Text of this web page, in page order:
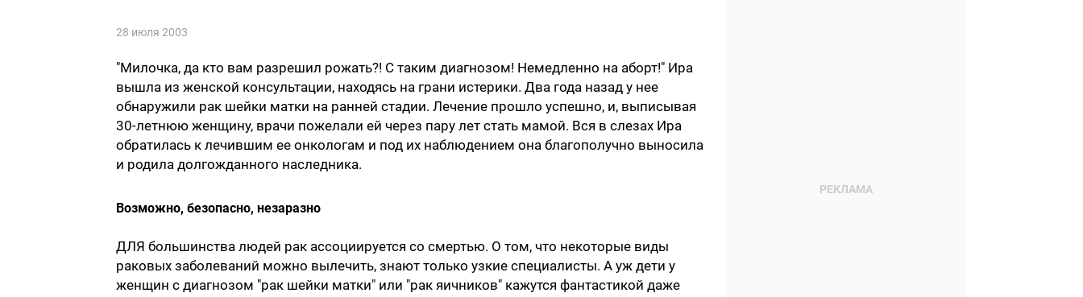
28 июля 2003
"Милочка, да кто вам разрешил рожать?! С таким диагнозом! Немедленно на аборт!" Ира
вышла из женской консультации, находясь на грани истерики. Два года назад у нее
обнаружили рак шейки матки на ранней стадии. Лечение прошло успешно, и, выписывая
30-летнюю женщину, врачи пожелали ей через пару лет стать мамой. Вся в слезах Ира
обратилась к лечившим ее онкологам и под их наблюдением она благополучно выносила
и родила долгожданного наследника.
Возможно, безопасно, незаразно
ДЛЯ большинства людей рак ассоциируется со смертью. О том, что некоторые виды
раковых заболеваний можно вылечить, знают только узкие специалисты. А уж дети у
женщин с диагнозом "рак шейки матки" или "рак яичников" кажутся фантастикой даже